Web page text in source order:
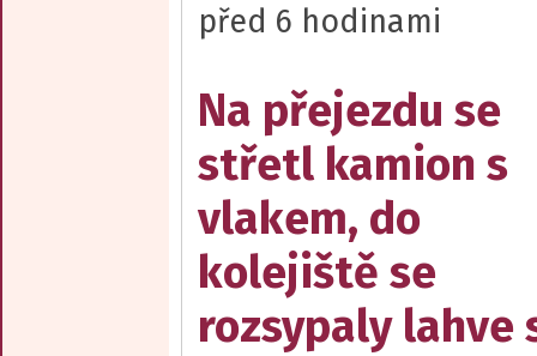
před 6 hodinami
Na přejezdu se
střetl kamion s
vlakem, do
kolejiště se
rozsypaly lahve